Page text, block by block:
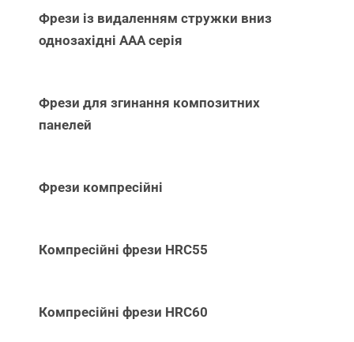
Фрези із видаленням стружки вниз
однозахідні ААА серія
Фрези для згинання композитних
панелей
Фрези компресійні
Компресійні фрези HRC55
Компресійні фрези HRC60